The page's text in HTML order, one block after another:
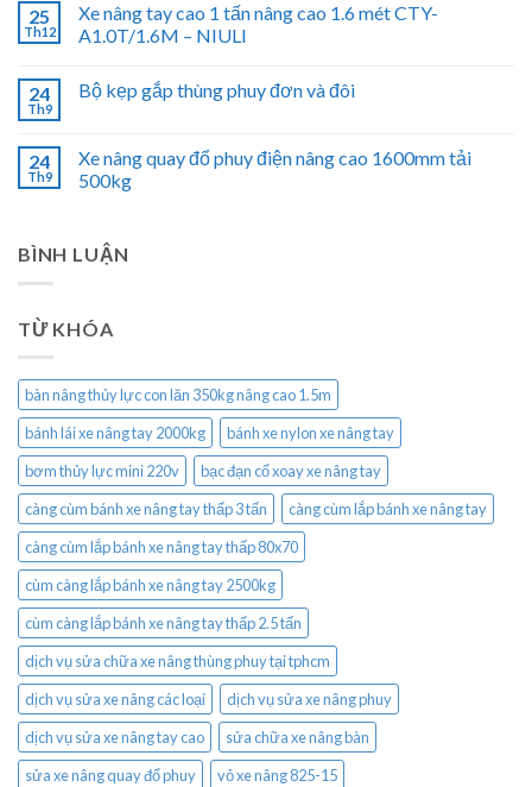
25
Th12
Xe nâng tay cao 1 tấn nâng cao 1.6 mét CTY-
A1.0T/1.6M – NIULI
24
Th9
Bộ kẹp gắp thùng phuy đơn và đôi
24
Th9
Xe nâng quay đổ phuy điện nâng cao 1600mm tải
500kg
BÌNH LUẬN
TỪ KHÓA
bàn nâng thủy lực con lăn 350kg nâng cao 1.5m
bánh lái xe nâng tay 2000kg
bánh xe nylon xe nâng tay
bơm thủy lực mini 220v
bạc đạn cổ xoay xe nâng tay
càng cùm bánh xe nâng tay thấp 3 tấn
càng cùm lắp bánh xe nâng tay
càng cùm lắp bánh xe nâng tay thấp 80x70
cùm càng lắp bánh xe nâng tay 2500kg
cùm càng lắp bánh xe nâng tay thấp 2.5 tấn
dịch vụ sửa chữa xe nâng thùng phuy tại tphcm
dịch vụ sửa xe nâng các loại
dịch vụ sửa xe nâng phuy
dịch vụ sửa xe nâng tay cao
sửa chữa xe nâng bàn
sửa xe nâng quay đổ phuy
vỏ xe nâng 825-15